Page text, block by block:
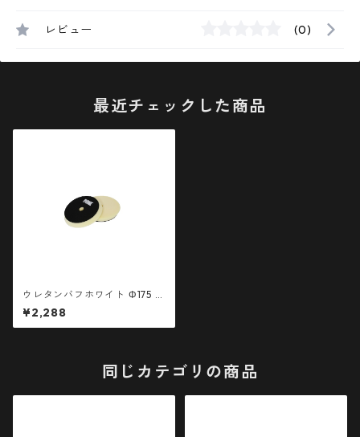
レビュー (0)
最近チェックした商品
ウレタンバフホワイト Φ175 ベ
ルクロ径150mm 1枚
¥2,288
同じカテゴリの商品